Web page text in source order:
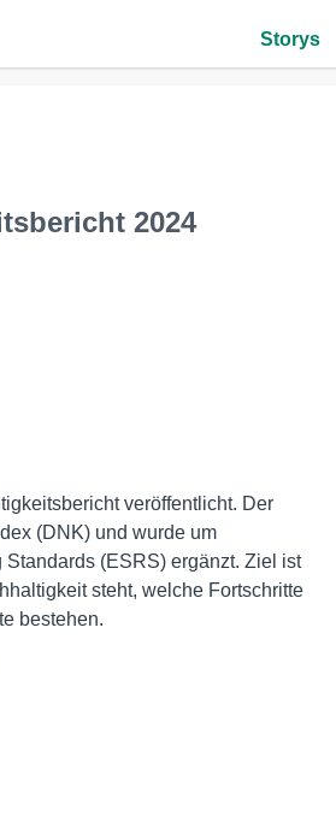
Storys
2024
veröffentlicht. Der
(DNK) und wurde um
(ESRS) ergänzt. Ziel ist
steht, welche Fortschritte
bestehen.